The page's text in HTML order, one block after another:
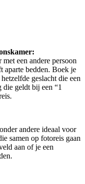
een andere persoon
aparte bedden. Boek je
geslacht die een
die geldt bij een “1
andere ideaal voor
samen op fotoreis gaan.
aan of je een